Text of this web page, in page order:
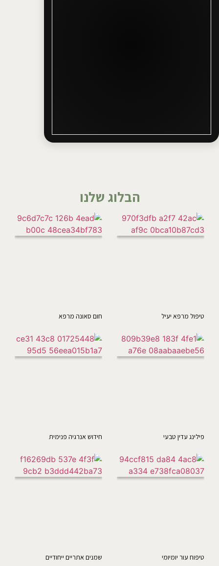
הבלוג שלנו
טיפול מרפא יעיל חום סאונה מרפא
פילינג עדין טבעי חידוש אנרגיה פנימית
טיפוח עור יומיומי שמנים אתריים ייחודיים